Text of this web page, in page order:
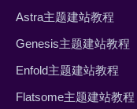
Astra主题建站教程
Genesis主题建站教程
Enfold主题建站教程
Flatsome主题建站教程